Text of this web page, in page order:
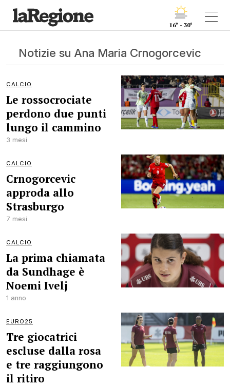
16° - 30°
Notizie su Ana Maria Crnogorcevic
CALCIO
Le rossocrociate
perdono due punti
lungo il cammino
3 mesi
CALCIO
Crnogorcevic
approda allo
Strasburgo
7 mesi
CALCIO
La prima chiamata
da Sundhage è
Noemi Ivelj
1 anno
EURO25
Tre giocatrici
escluse dalla rosa
e tre raggiungono
il ritiro